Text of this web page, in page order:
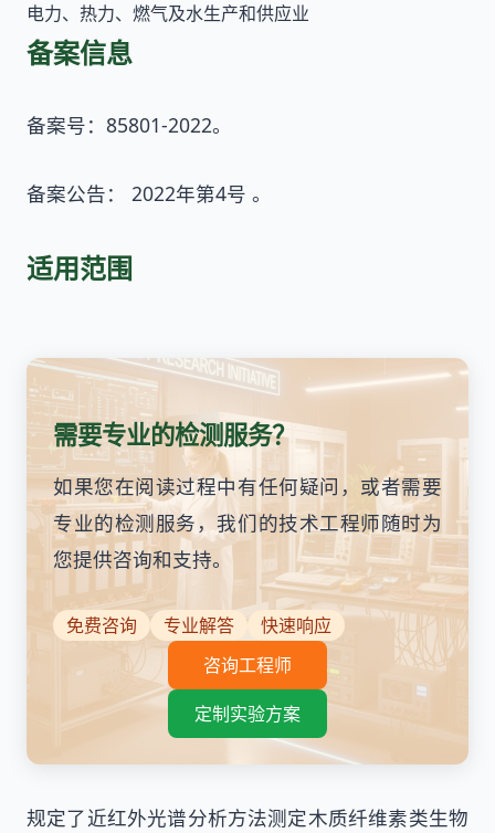
电力、热力、燃气及水生产和供应业
备案信息
备案号：85801-2022。
备案公告： 2022年第4号 。
适用范围
需要专业的检测服务？
如果您在阅读过程中有任何疑问，或者需要
专业的检测服务，我们的技术工程师随时为
您提供咨询和支持。
免费咨询 专业解答
快速响应
咨询工程师
定制实验方案
规定了近红外光谱分析方法测定木质纤维素类生物